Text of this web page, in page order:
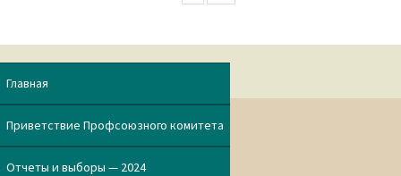
Главная
Приветствие Профсоюзного комитета
Отчеты и выборы — 2024